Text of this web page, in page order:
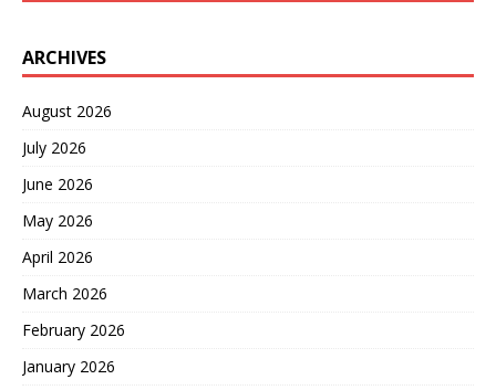
ARCHIVES
August 2026
July 2026
June 2026
May 2026
April 2026
March 2026
February 2026
January 2026